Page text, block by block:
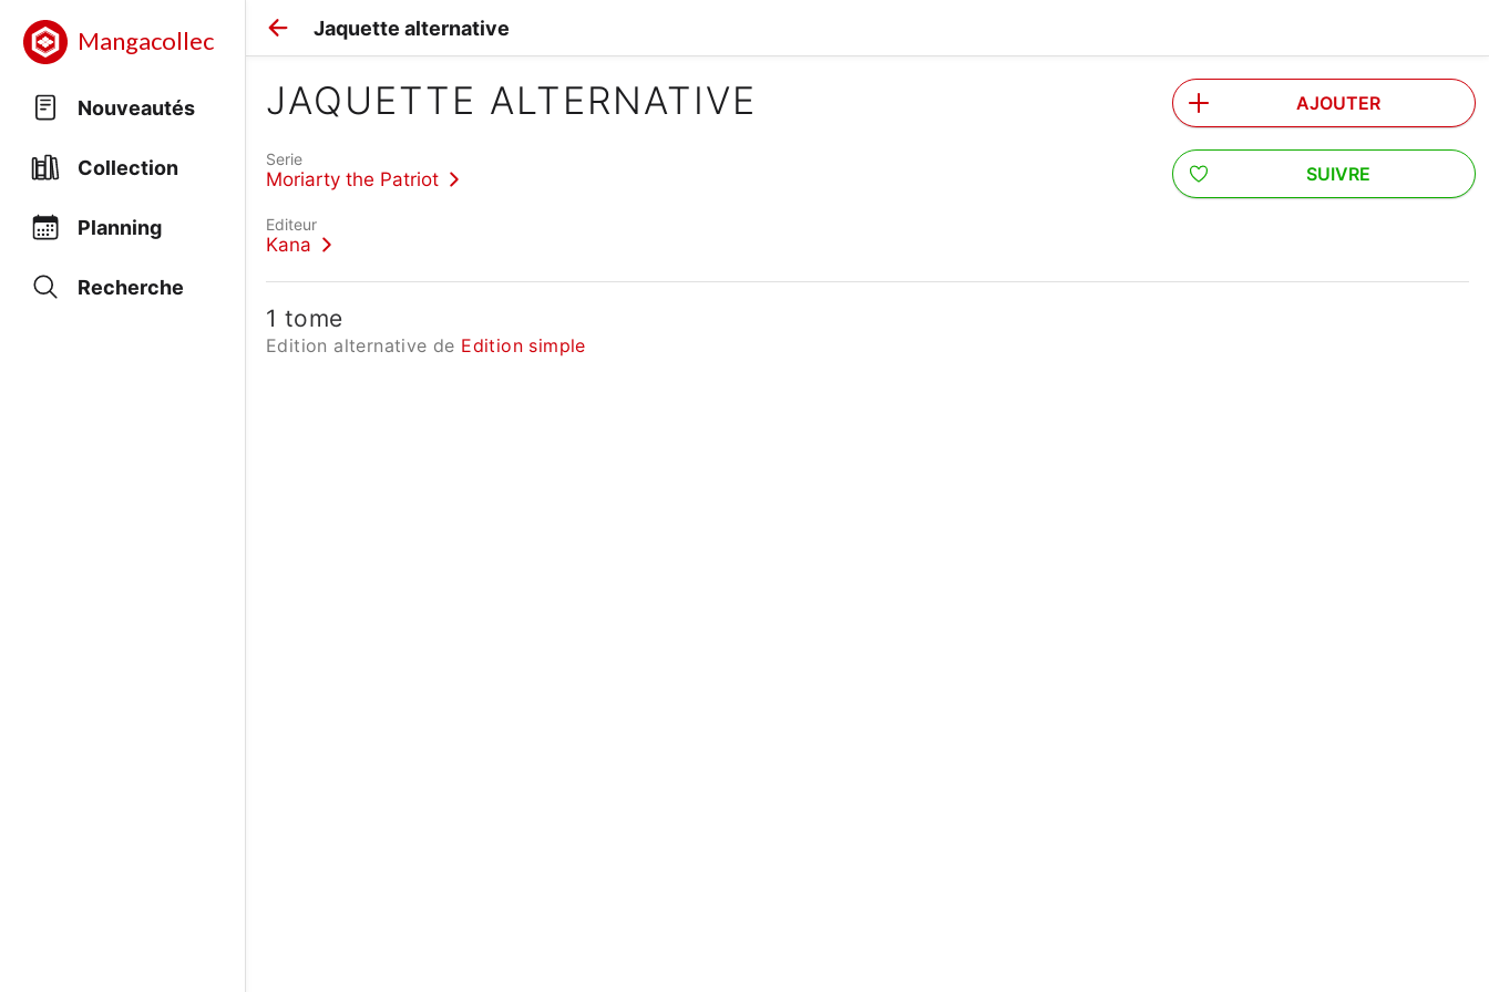
Mangacollec
Nouveautés
Collection
Planning
Recherche
Jaquette alternative
JAQUETTE ALTERNATIVE
Serie
Moriarty the Patriot
Editeur
Kana
AJOUTER
SUIVRE
1 tome
Edition alternative de Edition simple